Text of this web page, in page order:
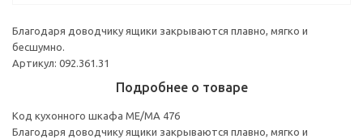
Благодаря доводчику ящики закрываются плавно, мягко и
бесшумно.
Артикул: 092.361.31
Подробнее о товаре
Код кухонного шкафа ME/MA 476
Благодаря доводчику ящики закрываются плавно, мягко и